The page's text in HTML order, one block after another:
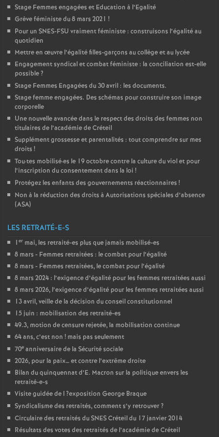
Stage Femmes engagées et Education à l’Egalité
Grève féministe du 8 mars 2021 !
Pour un SNES-FSU vraiment féministe : construisons l’égalité au
quotidien
Mettre en œuvre l’égalité filles-garçons au collège et au lycée
Engagement syndical et combat féministe : la conciliation est-elle
possible?
Stage Femmes Engagées du 30 avril : les documents.
Stage femme engagées. Des schémas pour construire son image
corporelle
Une nouvelle avancée dans le respect des droits des femmes non
titulaires de l’académie de Créteil
Supplément grossesse et parentalités : tout comprendre sur mes
droits !
Tou·tes mobilisé·es le 19 octobre contre la culture du viol et pour
l’inscription du consentement dans la loi !
Protégez les enfants des gouvernements réactionnaires !
Non à la réduction des droits à Autorisations spéciales d’absence
(ASA)
LES RETRAITÉ-E-S
1 er mai, les retraité-es plus que jamais mobilisé-es
8 mars - Femmes retraitées : le combat pour l’égalité
8 mars - Femmes retraitées, le combat pour l’égalité
8 mars 2024 : l’exigence d’égalité pour les femmes retraitées aussi
8 mars 2026, l’exigence d’égalité pour les femmes retraitées aussi
13 avril, veille de la décision du conseil constitutionnel
15 juin : mobilisation des retraité-es
49.3, motion de censure rejetée, la mobilisation continue
64 ans, c’est non ! mais pas seulement
70e anniversaire de la Sécurité sociale
2026, pour la paix… et contre l’extrême droite
Bilan du quinquennat d’E. Macron sur la politique envers les
retraité-e-s
Visite guidée de l?exposition George Braque
Syndicalisme des retraités, comment s’y retrouver?
Circulaire des retraités duSNESCréteil du 17 janvier 2014
Résultats des votes des retraités de l’académie de Créteil